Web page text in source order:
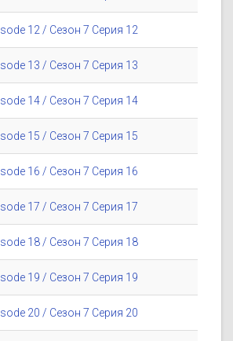
12 / Сезон 7 Серия 12
13 / Сезон 7 Серия 13
14 / Сезон 7 Серия 14
15 / Сезон 7 Серия 15
16 / Сезон 7 Серия 16
17 / Сезон 7 Серия 17
18 / Сезон 7 Серия 18
19 / Сезон 7 Серия 19
20 / Сезон 7 Серия 20